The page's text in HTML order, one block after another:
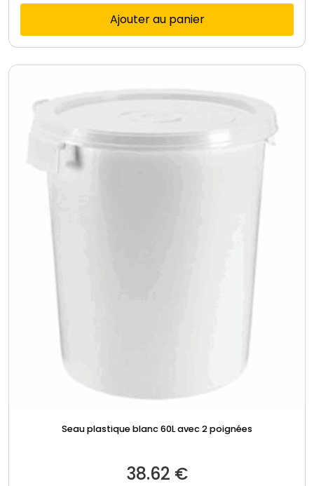
Ajouter au panier
Seau plastique blanc 60L avec 2 poignées
38.62 €